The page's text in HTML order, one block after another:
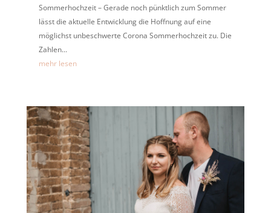
Sommerhochzeit – Gerade noch pünktlich zum Sommer
lässt die aktuelle Entwicklung die Hoffnung auf eine
möglichst unbeschwerte Corona Sommerhochzeit zu. Die
Zahlen...
mehr lesen